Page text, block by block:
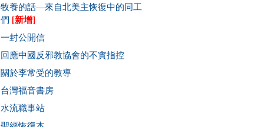
牧養的話—來自北美主恢復中的同工
們 [新增]
一封公開信
回應中國反邪教協會的不實指控
關於李常受的教導
台灣福音書房
水流職事站